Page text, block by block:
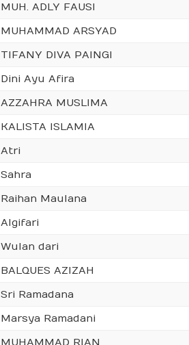
MUH. ADLY FAUSI
MUHAMMAD ARSYAD
TIFANY DIVA PAINGI
Dini Ayu Afira
AZZAHRA MUSLIMA
KALISTA ISLAMIA
Atri
Sahra
Raihan Maulana
Algifari
Wulan dari
BALQUES AZIZAH
Sri Ramadana
Marsya Ramadani